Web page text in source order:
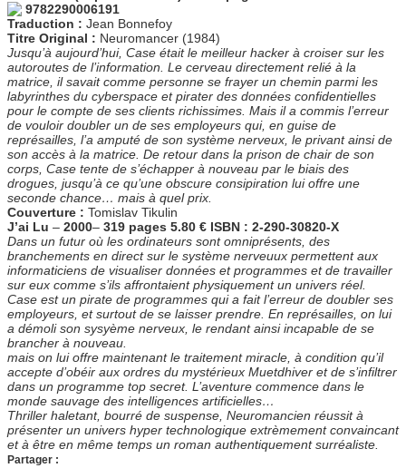
9782290006191
Traduction : Jean Bonnefoy
Titre Original : Neuromancer (1984)
Jusqu’à aujourd’hui, Case était le meilleur hacker à croiser sur les
autoroutes de l’information. Le cerveau directement relié à la
matrice, il savait comme personne se frayer un chemin parmi les
labyrinthes du cyberspace et pirater des données confidentielles
pour le compte de ses clients richissimes. Mais il a commis l’erreur
de vouloir doubler un de ses employeurs qui, en guise de
représailles, l’a amputé de son système nerveux, le privant ainsi de
son accès à la matrice. De retour dans la prison de chair de son
corps, Case tente de s’échapper à nouveau par le biais des
drogues, jusqu’à ce qu’une obscure consipiration lui offre une
seconde chance… mais à quel prix.
Couverture : Tomislav Tikulin
J’ai Lu – 2000– 319 pages 5.80 € ISBN : 2-290-30820-X
Dans un futur où les ordinateurs sont omniprésents, des
branchements en direct sur le système nerveuux permettent aux
informaticiens de visualiser données et programmes et de travailler
sur eux comme s’ils affrontaient physiquement un univers réel.
Case est un pirate de programmes qui a fait l’erreur de doubler ses
employeurs, et surtout de se laisser prendre. En représailles, on lui
a démoli son sysyème nerveux, le rendant ainsi incapable de se
brancher à nouveau.
mais on lui offre maintenant le traitement miracle, à condition qu’il
accepte d’obéir aux ordres du mystérieux Muetdhiver et de s’infiltrer
dans un programme top secret. L’aventure commence dans le
monde sauvage des intelligences artificielles…
Thriller haletant, bourré de suspense, Neuromancien réussit à
présenter un univers hyper technologique extrèmement convaincant
et à être en même temps un roman authentiquement surréaliste.
Partager :